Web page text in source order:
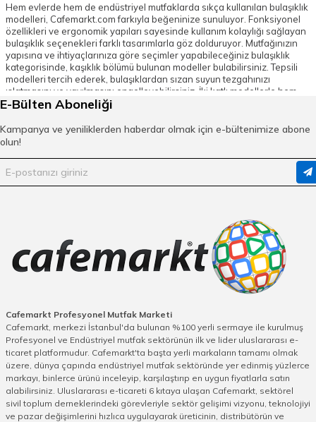
Hem evlerde hem de endüstriyel mutfaklarda sıkça kullanılan bulaşıklık
modelleri, Cafemarkt.com farkıyla beğeninize sunuluyor. Fonksiyonel
özellikleri ve ergonomik yapıları sayesinde kullanım kolaylığı sağlayan
bulaşıklık seçenekleri farklı tasarımlarla göz dolduruyor. Mutfağınızın
yapısına ve ihtiyaçlarınıza göre seçimler yapabileceğiniz bulaşıklık
kategorisinde, kaşıklık bölümü bulunan modeller bulabilirsiniz. Tepsili
modelleri tercih ederek, bulaşıklardan sızan suyun tezgahınızı
ıslatmasını ve yayılmasını engelleyebilirsiniz. İki katlı modellerle hem
alandan tasarruf edebilir hem de çok sayıda bulaşığı kurutabilirsiniz.
Cafemarkt.com'un bulaşıklık kategorisinde, farklı malzemelerden
üretilmiş ürünler mevcuttur. Önceliklerinize göre plastik ya da metal
ürünleri satın alabilirsiniz. Bora Plastik gibi kaliteli markaların bulaşıklık
Bulaşıklık Fiyatları
ürünlerden oluşmaktadır. Kaliteli malzemelerle üretilen bulaşıklıkları,
uzun yıllar boyunca gönül rahatlığıyla kullanabilirsiniz. Temizlik
açısından da büyük kolaylık sağlayan bulaşıklıklar, genel temizlik
ürünleriyle kolaylıkla hijyenik hale getirilebilir. Rengarenk ve cıvıl cıvıl
renk seçenekleriyle dikkat çeken ürünler, alanında en çok tavsiye
edilen markalarla size sunuluyor. Kurulduğu günden bu yana her daim
Cafemarkt.com, en kaliteli modelleri en uygun fiyatlarla sizlere
ulaştırıyor. Siz de en fonksiyonel ürünleri aynı gün kargo, güvenli satış
ve müşteri desteği farkıyla satın almak istiyorsanız, hemen
beğendiğiniz ürünleri sepetinize ekleyin!
E-Bülten Aboneliği
Kampanya ve yeniliklerden haberdar olmak için e-bültenimize abone
olun!
Cafemarkt Profesyonel Mutfak Marketi
Cafemarkt, merkezi İstanbul'da bulunan %100 yerli sermaye ile kurulmuş
Profesyonel ve Endüstriyel mutfak sektörünün ilk ve lider uluslararası e-
ticaret platformudur. Cafemarkt'ta başta yerli markaların tamamı olmak
üzere, dünya çapında endüstriyel mutfak sektöründe yer edinmiş yüzlerce
markayı, binlerce ürünü inceleyip, karşılaştırıp en uygun fiyatlarla satın
alabilirsiniz. Uluslararası e-ticareti 6 kıtaya ulaşan Cafemarkt, sektörel
sivil toplum derneklerindeki görevleriyle sektör gelişimi vizyonu, teknolojiyi
ve pazar değişimlerini hızlıca uygulayarak üreticinin, distribütörün ve